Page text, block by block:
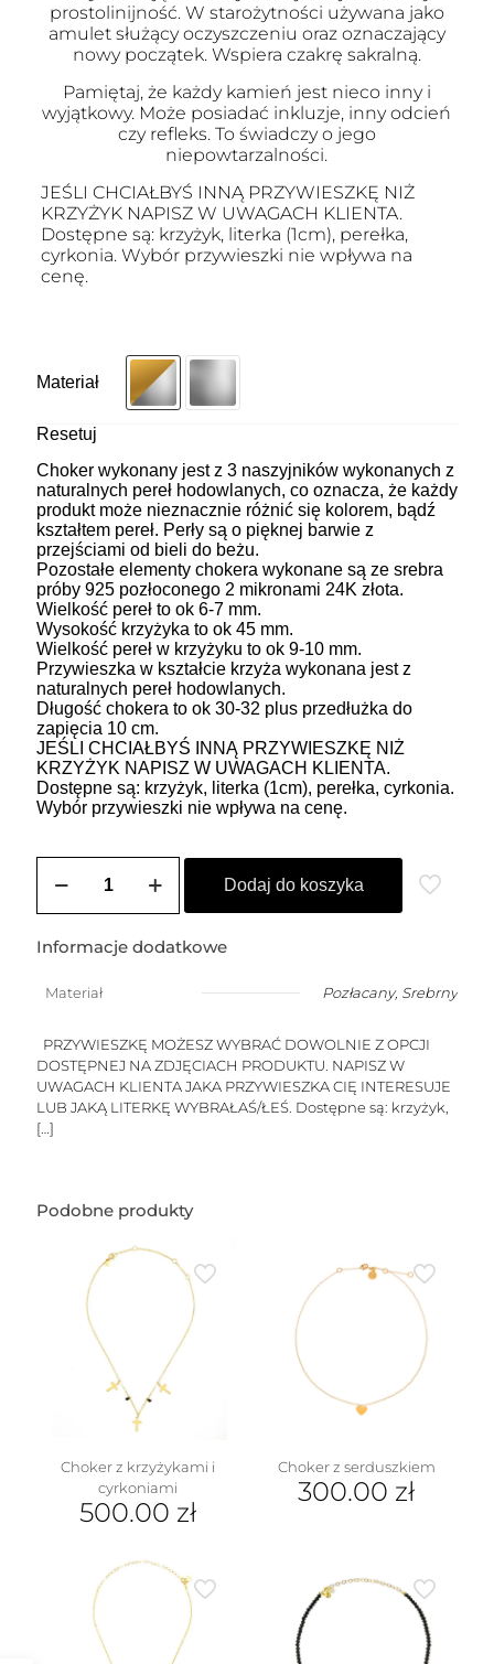
prostolinijność. W starożytności używana jako
amulet służący oczyszczeniu oraz oznaczający
nowy początek. Wspiera czakrę sakralną.
Pamiętaj, że każdy kamień jest nieco inny i
wyjątkowy. Może posiadać inkluzje, inny odcień
czy refleks. To świadczy o jego
niepowtarzalności.
JEŚLI CHCIAŁBYŚ INNĄ PRZYWIESZKĘ NIŻ
KRZYŻYK NAPISZ W UWAGACH KLIENTA.
Dostępne są: krzyżyk, literka (1cm), perełka,
cyrkonia. Wybór przywieszki nie wpływa na
cenę.
Materiał
Resetuj
Choker wykonany jest z 3 naszyjników wykonanych z
naturalnych pereł hodowlanych, co oznacza, że każdy
produkt może nieznacznie różnić się kolorem, bądź
kształtem pereł. Perły są o pięknej barwie z
przejściami od bieli do beżu.
Pozostałe elementy chokera wykonane są ze srebra
próby 925 pozłoconego 2 mikronami 24K złota.
Wielkość pereł to ok 6-7 mm.
Wysokość krzyżyka to ok 45 mm.
Wielkość pereł w krzyżyku to ok 9-10 mm.
Przywieszka w kształcie krzyża wykonana jest z
naturalnych pereł hodowlanych.
Długość chokera to ok 30-32 plus przedłużka do
zapięcia 10 cm.
JEŚLI CHCIAŁBYŚ INNĄ PRZYWIESZKĘ NIŻ
KRZYŻYK NAPISZ W UWAGACH KLIENTA.
Dostępne są: krzyżyk, literka (1cm), perełka, cyrkonia.
Wybór przywieszki nie wpływa na cenę.
Choker
(perły
przywieszka
do
Dodaj do koszyka
Informacje dodatkowe
Materiał Pozłacany, Srebrny
PRZYWIESZKĘ MOŻESZ WYBRAĆ DOWOLNIE Z OPCJI
DOSTĘPNEJ NA ZDJĘCIACH PRODUKTU. NAPISZ W
UWAGACH KLIENTA JAKA PRZYWIESZKA CIĘ INTERESUJE
LUB JAKĄ LITERKĘ WYBRAŁAŚ/ŁEŚ. Dostępne są: krzyżyk,
[…]
Podobne produkty
Choker z krzyżykami i
cyrkoniami
500.00 zł
Choker z serduszkiem
300.00 zł